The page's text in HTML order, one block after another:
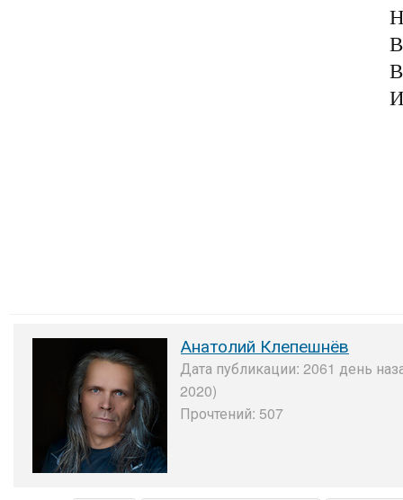
Анатолий Клепешнёв
Дата публикации: 2061 день
2020)
Прочтений: 507